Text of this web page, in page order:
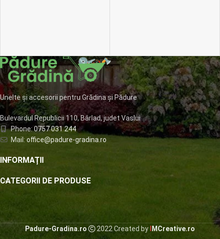
Unelte și accesorii pentru Grădina și Pădure
Bulevardul Republicii 110, Bârlad, judet Vaslui
Phone:0757 031 244
Mail: office@padure-gradina.ro
INFORMAȚII
CATEGORII DE PRODUSE
Padure-Gradina.ro 2022 Created by MCreative.ro